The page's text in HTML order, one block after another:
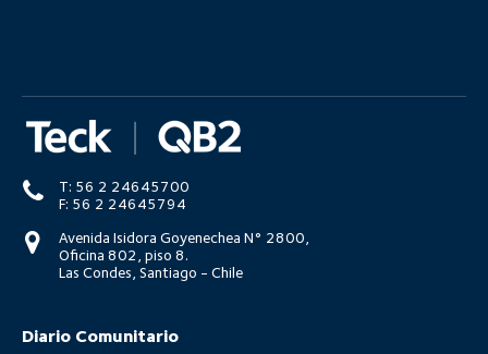
T: 56 2 24645700
F: 56 2 24645794
Avenida Isidora Goyenechea N° 2800,
Oficina 802, piso 8.
Las Condes, Santiago - Chile
Diario Comunitario